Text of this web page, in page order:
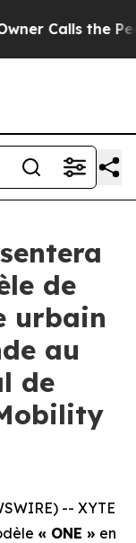
Calls the
de
urbain
au
de
-- XYTE
« ONE » en